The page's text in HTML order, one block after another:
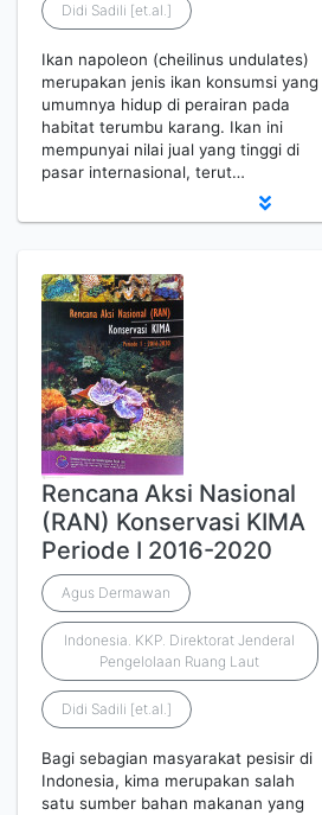
Didi Sadili [et.al.]
Ikan napoleon (cheilinus undulates)
merupakan jenis ikan konsumsi yang
umumnya hidup di perairan pada
habitat terumbu karang. Ikan ini
mempunyai nilai jual yang tinggi di
pasar internasional, terut…
Rencana Aksi Nasional
(RAN) Konservasi KIMA
Periode I 2016-2020
Agus Dermawan
Indonesia. KKP. Direktorat Jenderal
Pengelolaan Ruang Laut
Didi Sadili [et.al.]
Bagi sebagian masyarakat pesisir di
Indonesia, kima merupakan salah
satu sumber bahan makanan yang